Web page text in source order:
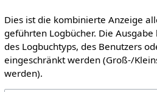
Dies ist die kombinierte Anzeige
geführten Logbücher. Die
des Logbuchtyps, des Benutzers
eingeschränkt werden (Groß-/
werden).